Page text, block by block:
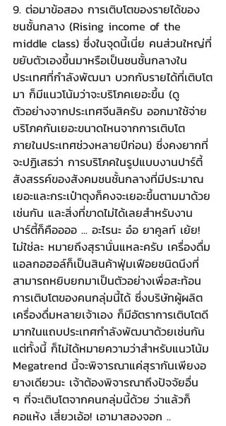
9. ต่อมาข้อสอง การเติบโตของรายได้ของ
ชนชั้นกลาง (Rising income of the
middle class) ซึ่งในจุดนี้เนี่ย คนส่วนใหญ่ที่
ขยับตัวเองขึ้นมาหรือเป็นชนชั้นกลางใน
ประเทศที่กำลังพัฒนา บวกกับรายได้ที่เติบโต
มา ก็มีแนวโน้มว่าจะบริโภคเยอะขึ้น (ดู
ตัวอย่างจากประเทศจีนสิครับ ออกมาใช้จ่าย
บริโภคกันเยอะขนาดไหนจากการเติบโต
ภายในประเทศช่วงหลายปีก่อน) ซึ่งคงยากที่
จะปฏิเสธว่า การบริโภคในรูปแบบงานปาร์ตี้
สังสรรค์ของสังคมชนชั้นกลางที่มีประมาณ
เยอะและกระเป๋าตุงก็คงจะเยอะขึ้นตามมาด้วย
เช่นกัน และสิ่งที่ขาดไม่ได้เลยสำหรับงาน
ปาร์ตี้ก็คืออออ ... อะไรนะ อ๋อ ยาคูลท์ เย้ย!
ไม่ใช่ละ หมายถึงสุรานั่นแหละครับ เครื่องดื่ม
แอลกอฮอล์ก็เป็นสินค้าฟุ่มเฟือยชนิดนึงที่
สามารถหยิบยกมาเป็นตัวอย่างเพื่อสะท้อน
การเติบโตของคนกลุ่มนี้ได้ ซึ่งบริษัทผู้ผลิต
เครื่องดื่มหลายเจ้าเอง ก็มีอัตราการเติบโตดี
มากในแถบประเทศกำลังพัฒนาด้วยเช่นกัน
แต่ทั้งนี้ ก็ไม่ได้หมายความว่าสำหรับแนวโน้ม
Megatrend นี้จะพิจารณาแค่สุรากันเพียงอ
ยางเดียวนะ เจ้าต้องพิจารณาถึงปัจจัยอื่น
ๆ ที่จะเติบโตจากคนกลุ่มนี้ด้วย ว่าแล้วก็
คอแห้ง เสี่ยวเอ้อ! เอามาสองจอก ..